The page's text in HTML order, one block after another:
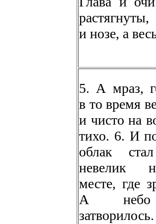
и нозе, а
5. А мраз,
в то время
и чисто на
тихо. 6. И
облак
невелик
месте, где
А
затворилось.